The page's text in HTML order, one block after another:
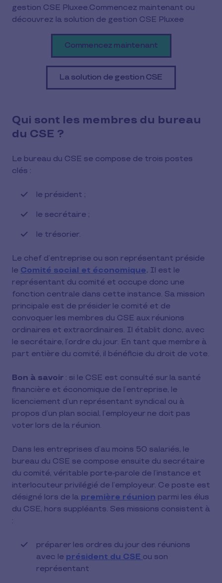
gestion CSE Pluxee.Commencez maintenant ou
découvrez la solution de gestion CSE Pluxee
Commencez maintenant
La solution de gestion CSE
Qui sont les membres du bureau
du CSE ?
Le bureau du CSE se compose de trois postes
clés :
le président ;
le secrétaire ;
le trésorier.
Le chef d’entreprise ou son représentant préside
le Comité social et économique. Il est le
représentant du comité et occupe donc une
fonction centrale dans cette instance. Sa mission
principale est de présider le comité et de
convoquer les membres du CSE aux réunions
ordinaires et extraordinaires. Il établit donc, avec
le secrétaire, l’ordre du jour. En tant que membre à
part entière du comité, il bénéficie du droit de vote.
Bon à savoir : si le CSE est consulté sur la santé
financière et économique de l’entreprise, le
licenciement d’un représentant syndical ou à
propos d’un plan social, l’employeur ne doit pas
voter lors de la réunion.
Dans les entreprises d’au moins 50 salariés, le
bureau du CSE se compose ensuite du secrétaire
du comité, véritable porte-parole de l’instance et
interlocuteur privilégié de l’employeur. Ce poste est
désigné lors de la première réunion parmi les élus
du CSE, hors suppléants. Ses missions consistent à
:
préparer les ordres du jour des réunions
avec le président du CSE ou son
représentant